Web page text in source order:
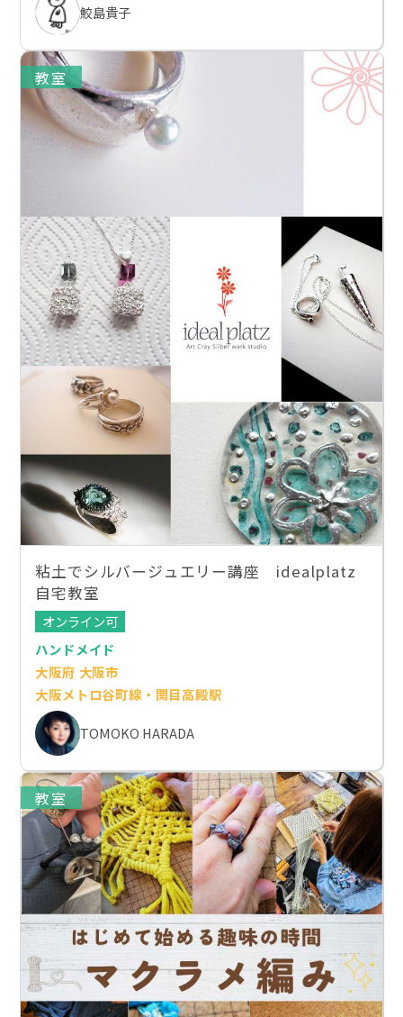
鮫島貴子
教室
粘土でシルバージュエリー講座 idealplatz
自宅教室
オンライン可
ハンドメイド
大阪府 大阪市
大阪メトロ谷町線・関目高殿駅
TOMOKO HARADA
教室